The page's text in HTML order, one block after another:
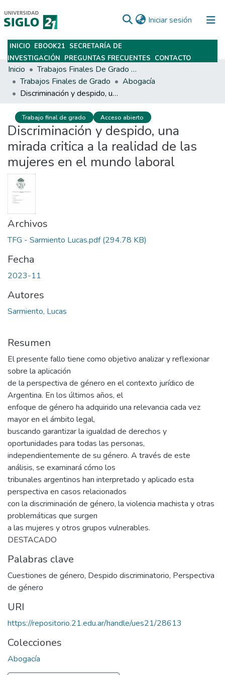
Iniciar sesión (current)
Subir
INICIO EBOOK21 SECRETARÍA DE
INVESTIGACIÓN PREGUNTAS FRECUENTES CONTACTO
Inicio
Trabajos Finales De Grado Y Posgrado
Trabajos Finales de Grado
Abogacía
Discriminación y despido, una mirada critica a la realidad de las mujeres en el mundo laboral
Trabajo final de grado Acceso abierto
Discriminación y despido, una
mirada critica a la realidad de las
mujeres en el mundo laboral
Archivos
TFG - Sarmiento Lucas.pdf(294.78 KB)
Fecha
2023-11
Autores
Sarmiento, Lucas
Resumen
El presente fallo tiene como objetivo analizar y reflexionar
sobre la aplicación
de la perspectiva de género en el contexto jurídico de
Argentina. En los últimos años, el
enfoque de género ha adquirido una relevancia cada vez
mayor en el ámbito legal,
buscando garantizar la igualdad de derechos y
oportunidades para todas las personas,
independientemente de su género. A través de este
análisis, se examinará cómo los
tribunales argentinos han interpretado y aplicado esta
perspectiva en casos relacionados
con la discriminación de género, la violencia machista y otras
problemáticas que surgen
a las mujeres y otros grupos vulnerables.
DESTACADO
Palabras clave
Cuestiones de género, Despido discriminatorio, Perspectiva
de género
URI
https://repositorio.21.edu.ar/handle/ues21/28613
Colecciones
Abogacía